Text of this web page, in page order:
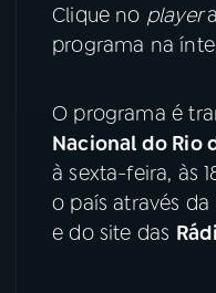
Clique no player
programa na
O programa é
Nacional do Rio
à sexta-feira, às
o país através
e do site das